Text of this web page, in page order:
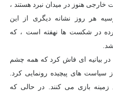
خارجی هنوز در میدان نبرد هستند ،
هر روز نشانه دیگری از این
در شکست ها نهفته است ، که
در بیانیه ای فاش كرد كه همه چشم
های پیچیده رونمایی كرد.
بازی می کنند. در حالی که